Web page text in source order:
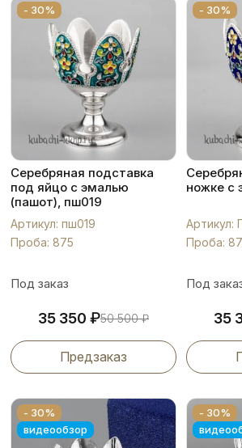
- 30%
Серебряная подставка
под яйцо с эмалью
(пашот), пш019
Артикул: пш019
Проба: 875
Под заказ
35 350 ₽50 500₽
Предзаказ
- 30%
ножке с
Артикул:
Проба:
Под
35
- 30%
видеообзор
- 30%